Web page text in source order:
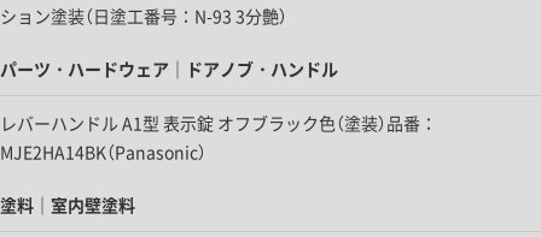
ション塗装（日塗工番号：N-93 3分艶）
パーツ・ハードウェア｜ドアノブ・ハンドル
レバーハンドル A1型 表示錠 オフブラック色（塗装）品番：
MJE2HA14BK（Panasonic）
塗料｜室内壁塗料